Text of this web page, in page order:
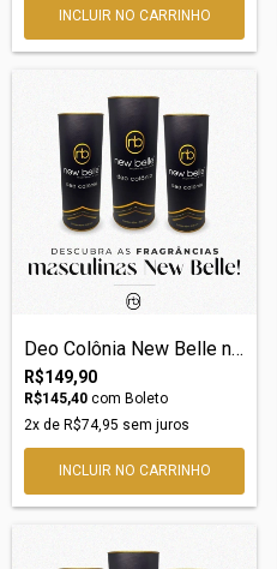
Deo Colônia New Belle nº28 – Inspiração...
R$149,90
R$145,40 com Boleto
2x de R$74,95 sem juros